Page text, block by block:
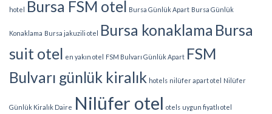
Suit
için
hotel Bursa FSM otel Bursa Günlük Apart Bursa Günlük
Konaklama Bursa jakuzili otel Bursa konaklama Bursa
suit otel en yakın otel FSM Bulvarı Günlük Apart FSM
Bulvarı günlük kiralık hotels nilüfer apart otel Nilüfer
Günlük Kiralık Daire Nilüfer otel otels uygun fiyatlı otel